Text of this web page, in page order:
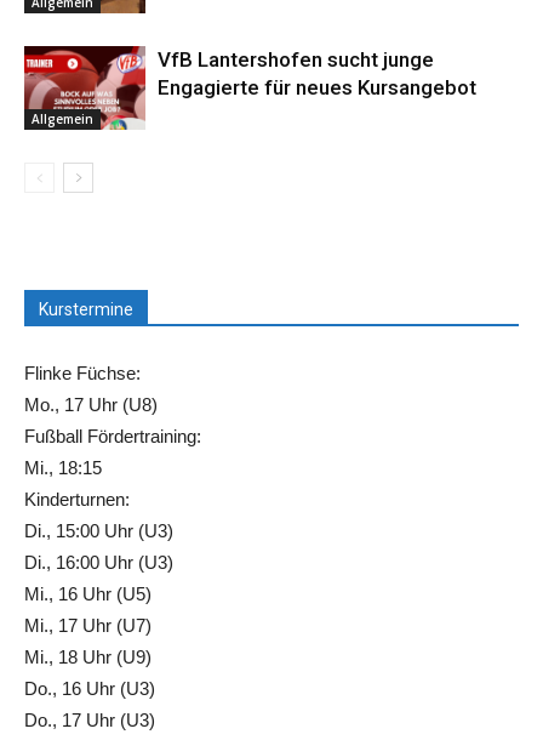
Allgemein
VfB Lantershofen sucht junge
Engagierte für neues Kursangebot
Kurstermine
Flinke Füchse:
Mo., 17 Uhr (U8)
Fußball Fördertraining:
Mi., 18:15
Kinderturnen:
Di., 15:00 Uhr (U3)
Di., 16:00 Uhr (U3)
Mi., 16 Uhr (U5)
Mi., 17 Uhr (U7)
Mi., 18 Uhr (U9)
Do., 16 Uhr (U3)
Do., 17 Uhr (U3)